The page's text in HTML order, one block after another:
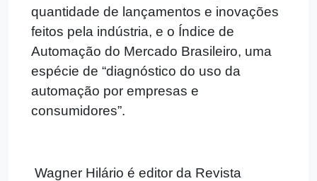
quantidade de lançamentos e inovações
feitos pela indústria, e o Índice de
Automação do Mercado Brasileiro, uma
espécie de “diagnóstico do uso da
automação por empresas e
consumidores”.
Wagner Hilário é editor da Revista